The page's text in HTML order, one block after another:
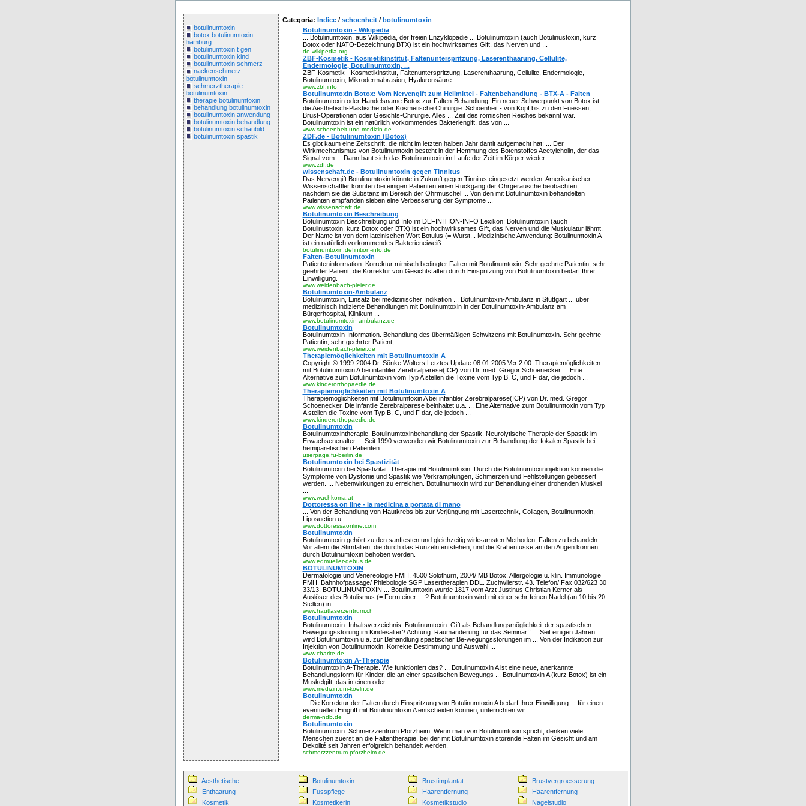
botulinumtoxin
botox botulinumtoxin
hamburg
botulinumtoxin t gen
botulinumtoxin kind
botulinumtoxin schmerz
nackenschmerz
botulinumtoxin
schmerztherapie
botulinumtoxin
therapie botulinumtoxin
behandlung botulinumtoxin
botulinumtoxin anwendung
botulinumtoxin behandlung
botulinumtoxin schaubild
botulinumtoxin spastik
Categoria: Indice / schoenheit / botulinumtoxin
Botulinumtoxin - Wikipedia
... Botulinumtoxin. aus Wikipedia, der freien Enzyklopädie ... Botulinumtoxin (auch Botulinustoxin, kurz
Botox oder NATO-Bezeichnung BTX) ist ein hochwirksames Gift, das Nerven und ...
de.wikipedia.org
ZBF-Kosmetik - Kosmetikinstitut, Faltenunterspritzung, Laserenthaarung, Cellulite,
Endermologie, Botulinumtoxin, ...
ZBF-Kosmetik - Kosmetikinstitut, Faltenunterspritzung, Laserenthaarung, Cellulite, Endermologie,
Botulinumtoxin, Mikrodermabrasion, Hyaluronsäure
www.zbf.info
Botulinumtoxin Botox: Vom Nervengift zum Heilmittel - Faltenbehandlung - BTX-A - Falten
Botulinumtoxin oder Handelsname Botox zur Falten-Behandlung. Ein neuer Schwerpunkt von Botox ist
die Aesthetisch-Plastische oder Kosmetische Chirurgie. Schoenheit - von Kopf bis zu den Fuessen,
Brust-Operationen oder Gesichts-Chirurgie. Alles ... Zeit des römischen Reiches bekannt war.
Botulinumtoxin ist ein natürlich vorkommendes Bakteriengift, das von ...
www.schoenheit-und-medizin.de
ZDF.de - Botulinumtoxin (Botox)
Es gibt kaum eine Zeitschrift, die nicht im letzten halben Jahr damit aufgemacht hat: ... Der
Wirkmechanismus von Botulinumtoxin besteht in der Hemmung des Botenstoffes Acetylcholin, der das
Signal vom ... Dann baut sich das Botulinumtoxin im Laufe der Zeit im Körper wieder ...
www.zdf.de
wissenschaft.de - Botulinumtoxin gegen Tinnitus
Das Nervengift Botulinumtoxin könnte in Zukunft gegen Tinnitus eingesetzt werden. Amerikanischer
Wissenschaftler konnten bei einigen Patienten einen Rückgang der Ohrgeräusche beobachten,
nachdem sie die Substanz im Bereich der Ohrmuschel ... Von den mit Botulinumtoxin behandelten
Patienten empfanden sieben eine Verbesserung der Symptome ...
www.wissenschaft.de
Botulinumtoxin Beschreibung
Botulinumtoxin Beschreibung und Info im DEFINITION-INFO Lexikon: Botulinumtoxin (auch
Botulinustoxin, kurz Botox oder BTX) ist ein hochwirksames Gift, das Nerven und die Muskulatur lähmt.
Der Name ist von dem lateinischen Wort Botulus (= Wurst... Medizinische Anwendung: Botulinumtoxin A
ist ein natürlich vorkommendes Bakterieneiweiß ...
botulinumtoxin.definition-info.de
Falten-Botulinumtoxin
Patienteninformation. Korrektur mimisch bedingter Falten mit Botulinumtoxin. Sehr geehrte Patientin, sehr
geehrter Patient, die Korrektur von Gesichtsfalten durch Einspritzung von Botulinumtoxin bedarf Ihrer
Einwilligung.
www.weidenbach-pleier.de
Botulinumtoxin-Ambulanz
Botulinumtoxin, Einsatz bei medizinischer Indikation ... Botulinumtoxin-Ambulanz in Stuttgart ... über
medizinisch indizierte Behandlungen mit Botulinumtoxin in der Botulinumtoxin-Ambulanz am
Bürgerhospital, Klinikum ...
www.botulinumtoxin-ambulanz.de
Botulinumtoxin
Botulinumtoxin-Information. Behandlung des übermäßigen Schwitzens mit Botulinumtoxin. Sehr geehrte
Patientin, sehr geehrter Patient,
www.weidenbach-pleier.de
Therapiemöglichkeiten mit Botulinumtoxin A
Copyright © 1999-2004 Dr. Sönke Wolters Letztes Update 08.01.2005 Ver 2.00. Therapiemöglichkeiten
mit Botulinumtoxin A bei infantiler Zerebralparese(ICP) von Dr. med. Gregor Schoenecker ... Eine
Alternative zum Botulinumtoxin vom Typ A stellen die Toxine vom Typ B, C, und F dar, die jedoch ...
www.kinderorthopaedie.de
Therapiemöglichkeiten mit Botulinumtoxin A
Therapiemöglichkeiten mit Botulinumtoxin A bei infantiler Zerebralparese(ICP) von Dr. med. Gregor
Schoenecker. Die infantile Zerebralparese beinhaltet u.a. ... Eine Alternative zum Botulinumtoxin vom Typ
A stellen die Toxine vom Typ B, C, und F dar, die jedoch ...
www.kinderorthopaedie.de
Botulinumtoxin
Botulinumtoxintherapie. Botulinumtoxinbehandlung der Spastik. Neurolytische Therapie der Spastik im
Erwachsenenalter ... Seit 1990 verwenden wir Botulinumtoxin zur Behandlung der fokalen Spastik bei
hemiparetischen Patienten ...
userpage.fu-berlin.de
Botulinumtoxin bei Spastizität
Botulinumtoxin bei Spastizität. Therapie mit Botulinumtoxin. Durch die Botulinumtoxininjektion können die
Symptome von Dystonie und Spastik wie Verkrampfungen, Schmerzen und Fehlstellungen gebessert
werden. ... Nebenwirkungen zu erreichen. Botulinumtoxin wird zur Behandlung einer drohenden Muskel
www.wachkoma.at
Dottoressa on line - la medicina a portata di mano
... Von der Behandlung von Hautkrebs bis zur Verjüngung mit Lasertechnik, Collagen, Botulinumtoxin,
Liposuction u ...
www.dottoressaonline.com
Botulinumtoxin
Botulinumtoxin gehört zu den sanftesten und gleichzeitig wirksamsten Methoden, Falten zu behandeln.
Vor allem die Stirnfalten, die durch das Runzeln entstehen, und die Krähenfüsse an den Augen können
durch Botulinumtoxin behoben werden.
www.edmueller-debus.de
BOTULINUMTOXIN
Dermatologie und Venereologie FMH. 4500 Solothurn, 2004/ MB Botox. Allergologie u. klin. Immunologie
FMH. Bahnhofpassage/ Phlebologie SGP Lasertherapien DDL. Zuchwilerstr. 43. Telefon/ Fax 032/623 30
33/13. BOTULINUMTOXIN ... Botulinumtoxin wurde 1817 vom Arzt Justinus Christian Kerner als
Auslöser des Botulismus (= Form einer ... ? Botulinumtoxin wird mit einer sehr feinen Nadel (an 10 bis 20
Stellen) in ...
www.hautlaserzentrum.ch
Botulinumtoxin
Botulinumtoxin. Inhaltsverzeichnis. Botulinumtoxin. Gift als Behandlungsmöglichkeit der spastischen
Bewegungsstörung im Kindesalter? Achtung: Raumänderung für das Seminar!! ... Seit einigen Jahren
wird Botulinumtoxin u.a. zur Behandlung spastischer Be-wegungsstörungen im ... Von der Indikation zur
Injektion von Botulinumtoxin. Korrekte Bestimmung und Auswahl ...
www.charite.de
Botulinumtoxin A-Therapie
Botulinumtoxin A-Therapie. Wie funktioniert das? ... Botulinumtoxin A ist eine neue, anerkannte
Behandlungsform für Kinder, die an einer spastischen Bewegungs ... Botulinumtoxin A (kurz Botox) ist ein
Muskelgift, das in einen oder ...
www.medizin.uni-koeln.de
Botulinumtoxin
... Die Korrektur der Falten durch Einspritzung von Botulinumtoxin A bedarf Ihrer Einwilligung ... für einen
eventuellen Eingriff mit Botulinumtoxin A entscheiden können, unterrichten wir ...
derma-ndb.de
Botulinumtoxin
Botulinumtoxin. Schmerzzentrum Pforzheim. Wenn man von Botulinumtoxin spricht, denken viele
Menschen zuerst an die Faltentherapie, bei der mit Botulinumtoxin störende Falten im Gesicht und am
Dekollté seit Jahren erfolgreich behandelt werden.
schmerzzentrum-pforzheim.de
Aesthetische Botulinumtoxin Brustimplantat
Brustvergroesserung
Enthaarung
Fusspflege Haarentfernung
Haarentfernung
Kosmetik
Kosmetikerin Kosmetikstudio Nagelstudio